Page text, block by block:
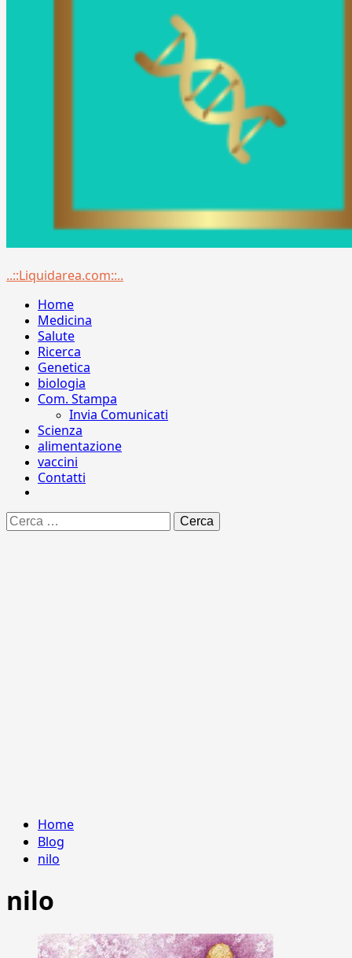
Menu
..::Liquidarea.com::..
Home
Medicina
Salute
Ricerca
Genetica
biologia
Com. Stampa
Invia Comunicati
Scienza
alimentazione
vaccini
Contatti
Ricerca
per:
Home
Blog
nilo
nilo